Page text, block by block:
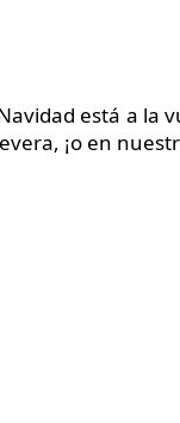
está a la
¡o en